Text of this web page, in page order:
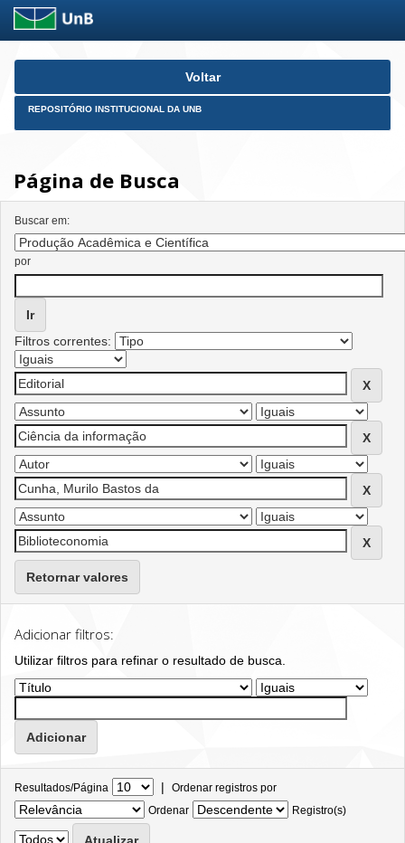
Skip
Voltar
REPOSITÓRIO INSTITUCIONAL DA UNB
Página de Busca
Buscar em:
por
Filtros correntes:
Retornar valores
Adicionar filtros:
Utilizar filtros para refinar o resultado de busca.
Resultados/Página | Ordenar registros por
Ordenar
Registro(s)